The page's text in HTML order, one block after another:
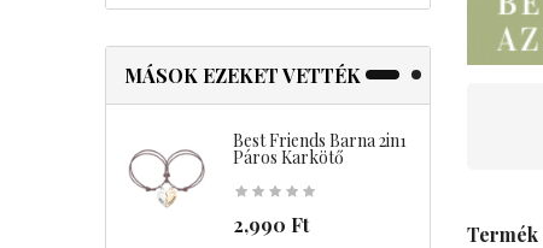
MÁSOK EZEKET VETTÉK
Best Friends Barna 2in1
Páros Karkötő
2,990 Ft